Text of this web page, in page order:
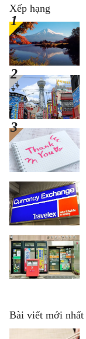
Xếp hạng
Bài viết mới nhất